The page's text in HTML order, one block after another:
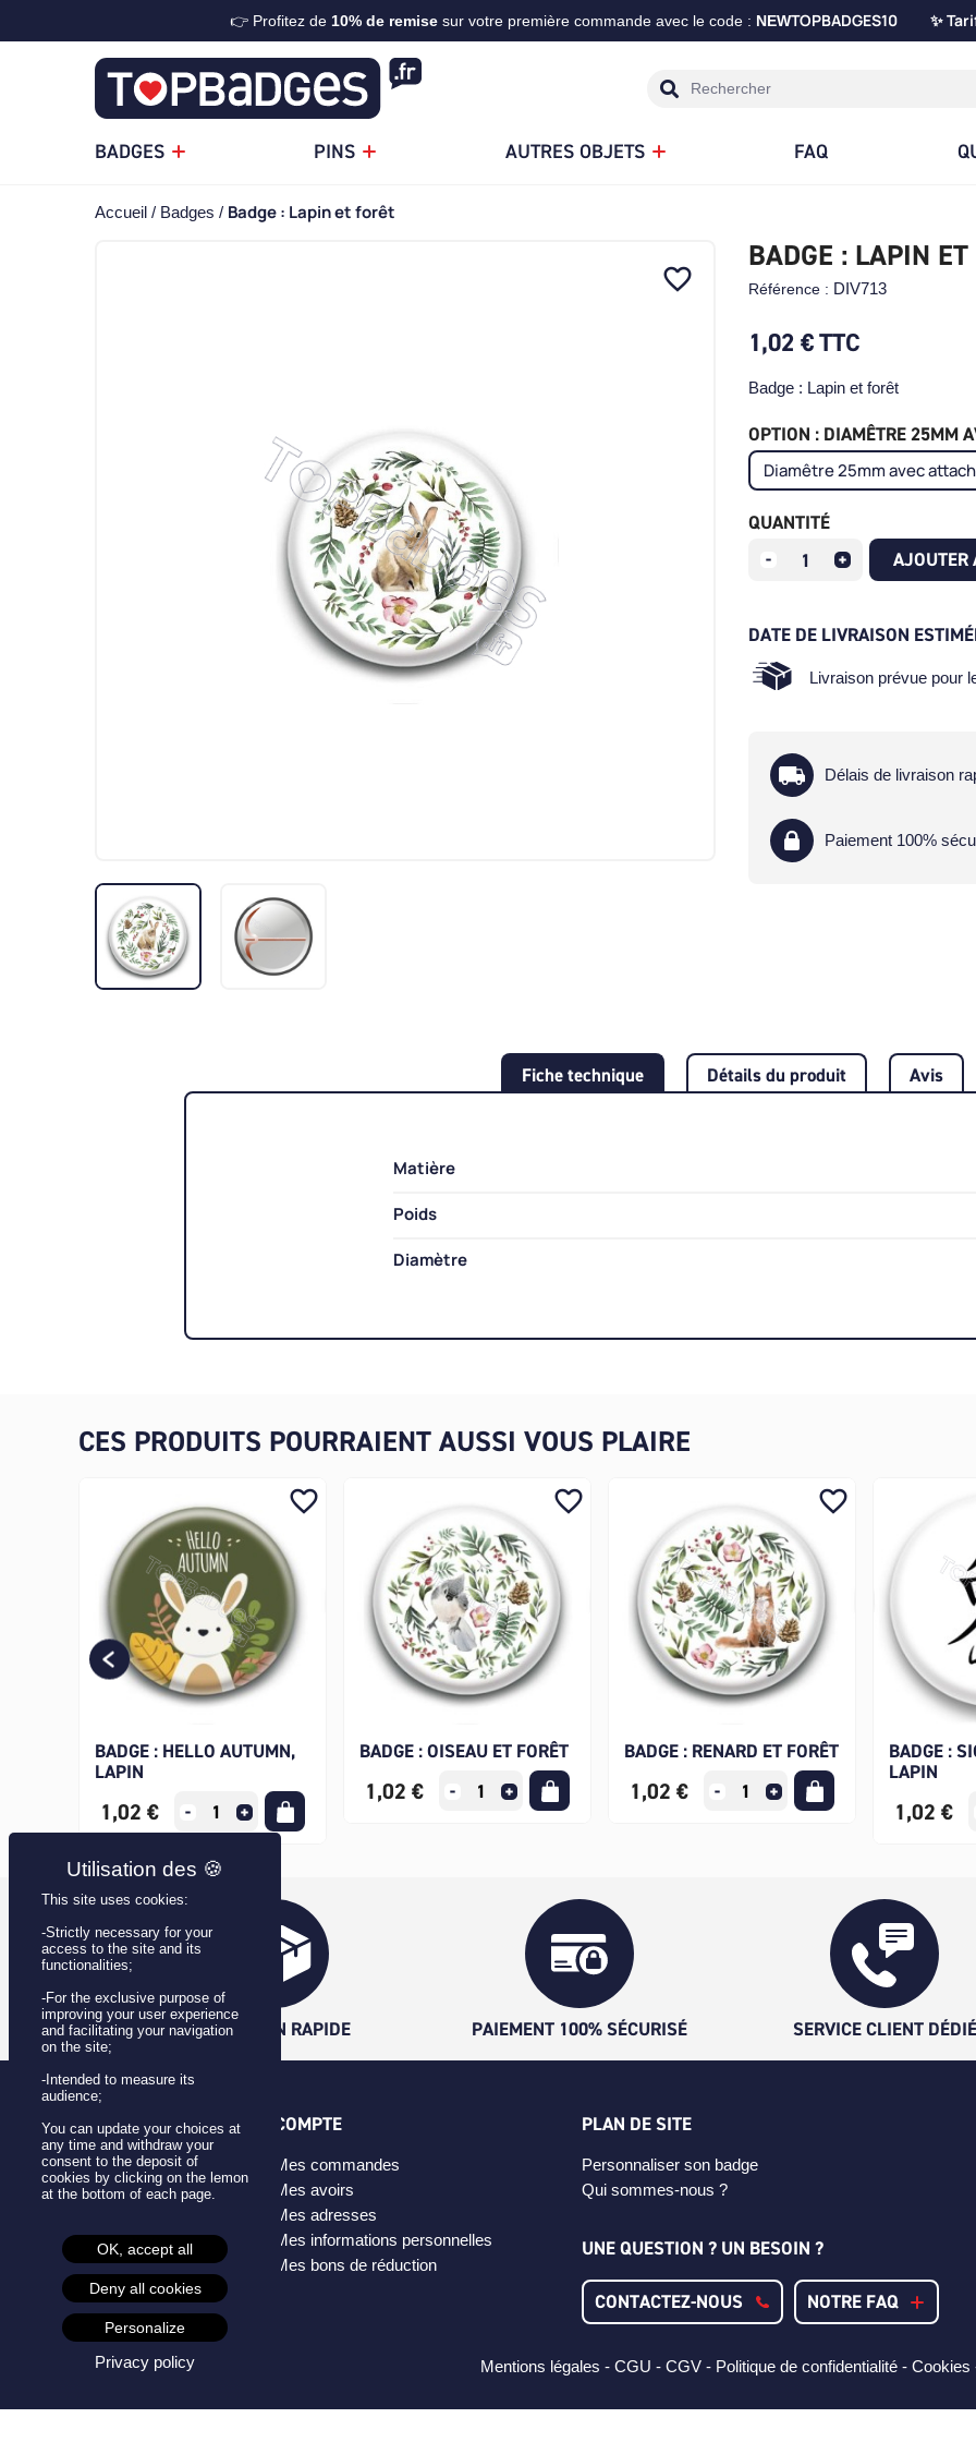
👉 Profitez de 10% de remisesur votre première commande avec le code : NEWTOPBADGES10 ✨
BADGES PINS AUTRES OBJETS FAQ
Accueil Badges Badge : Lapin et forêt
favorite_border
BADGE : LAPIN ET
Référence : DIV713
1,02 €TTC
Badge : Lapin et forêt
OPTION : DIAMÊTRE 25MM
QUANTITÉ
AJOUTER
DATE DE LIVRAISON
Livraison prévue pour
Délais de livraison
Paiement 100%
Fiche technique Détails du produit Avis
Matière
Poids
Diamètre
CES PRODUITS POURRAIENT AUSSI VOUS PLAIRE
BADGE : HELLO AUTUMN,
LAPIN
1,02 €
favorite_border
BADGE : OISEAU ET FORÊT
1,02 €
favorite_border
BADGE : RENARD ET FORÊT
1,02 €
favorite_border
BADGE :
LAPIN
1,02 €
LIVRAISON RAPIDE PAIEMENT 100% SÉCURISÉ SERVICE CLIENT DÉDIÉ
CATÉGORIES
Badges
Pins
Créateurs
COMPTE
Mes commandes
Mes avoirs
Mes adresses
Mes informations personnelles
Mes bons de réduction
PLAN DE SITE
Personnaliser son badge
Qui sommes-nous ?
UNE QUESTION ? UN BESOIN ?
CONTACTEZ-NOUS NOTRE FAQ
Mentions légales - CGU - CGV - Politique de confidentialité - Cookies
This site uses cookies:
-Strictly necessary for your
access to the site and its
functionalities;
-For the exclusive purpose of
improving your user experience
and facilitating your navigation
on the site;
-Intended to measure its
audience;
You can update your choices at
any time and withdraw your
consent to the deposit of
cookies by clicking on the lemon
at the bottom of each page.
OK, accept all
Deny all cookies
Personalize
Privacy policy